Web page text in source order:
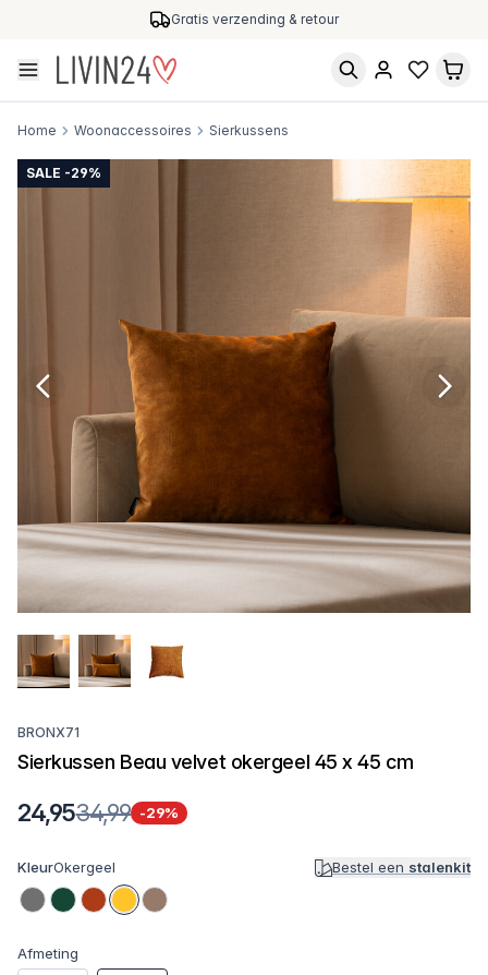
Gratis verzending & retour
Home Woonaccessoires Sierkussens
SALE -29%
BRONX71
Sierkussen Beau velvet okergeel 45 x 45 cm
24,9534,99 -29%
KleurOkergeel Bestel een stalenkit
Afmeting